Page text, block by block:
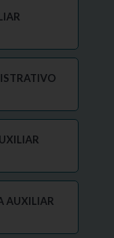
AUXILIAR